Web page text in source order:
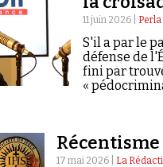
11 juin 2026 |
S'il a par le
défense de
fini par
«
Récentisme
17 mai 2026 | La